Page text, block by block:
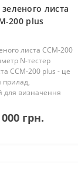
зеленого листа
200 plus
листа CCM-200
N-тестер
CCM-200 plus - це
прилад,
для визначення
в листі
в полі, без
грн.